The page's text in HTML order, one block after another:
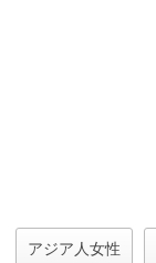
アジア人女性